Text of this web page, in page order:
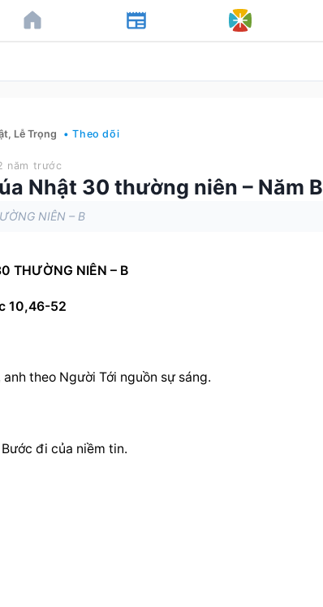
Lễ Trọng • Theo dõi
năm trước
Nhật 30 thường niên – Năm B
NIÊN – B
THƯỜNG NIÊN – B
10,46-52
theo Người Tới nguồn sự sáng.
đi của niềm tin.